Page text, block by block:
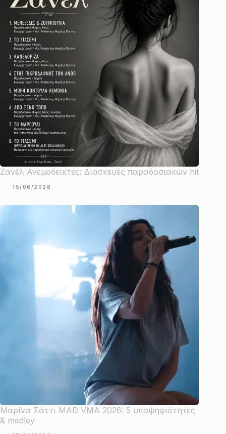
Ζανέλ Ανεμοδείκτες: Διασκευές παραδοσιακών hit
15/06/2026
Μαρίνα Σάττι MAD VMA 2026: 5 υποψηφιότητες
& medley